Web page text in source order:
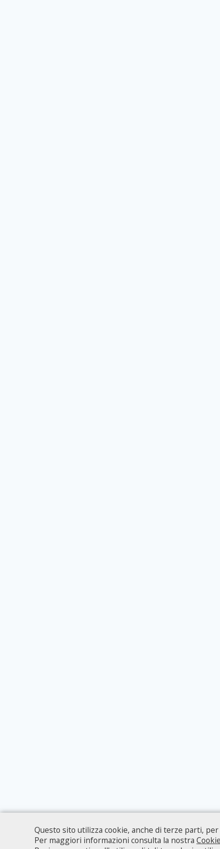
Questo sito utilizza cookie, anche di terze parti,
Per maggiori informazioni consulta la nostra